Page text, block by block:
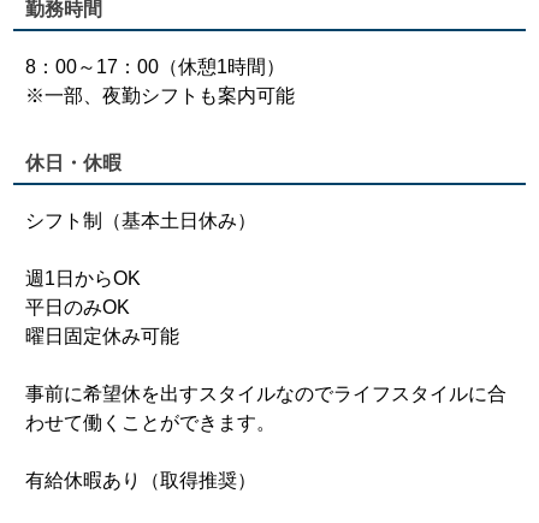
勤務時間
8：00～17：00（休憩1時間）
※一部、夜勤シフトも案内可能
休日・休暇
シフト制（基本土日休み）
週1日からOK
平日のみOK
曜日固定休み可能
事前に希望休を出すスタイルなのでライフスタイルに合
わせて働くことができます。
有給休暇あり（取得推奨）